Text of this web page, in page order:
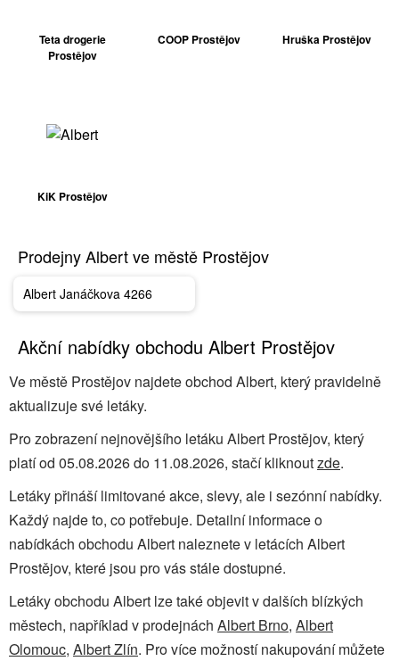
Teta drogerie
Prostějov
COOP Prostějov Hruška Prostějov
KiK Prostějov
Prodejny Albert ve městě Prostějov
Albert Janáčkova 4266
Akční nabídky obchodu Albert Prostějov
Ve městě Prostějov najdete obchod Albert, který pravidelně
aktualizuje své letáky.
Pro zobrazení nejnovějšího letáku Albert Prostějov, který
platí od 05.08.2026 do 11.08.2026, stačí kliknoutzde.
Letáky přináší limitované akce, slevy, ale i sezónní nabídky.
Každý najde to, co potřebuje. Detailní informace o
nabídkách obchodu Albert naleznete v letácích Albert
Prostějov, které jsou pro vás stále dostupné.
Letáky obchodu Albert lze také objevit v dalších blízkých
městech, například v prodejnách Albert Brno, Albert
Olomouc, Albert Zlín. Pro více možností nakupování můžete